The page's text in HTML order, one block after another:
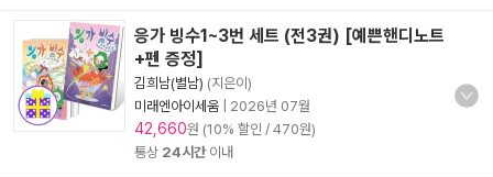
응가 빙수1~3번 세트 (전3권) [예쁜핸디노트
+펜 증정]
김희남(별남) (지은이)
미래엔아이세움
2026년 07월
42,660원 (10% 할인 / 470원)
통상 24시간이내